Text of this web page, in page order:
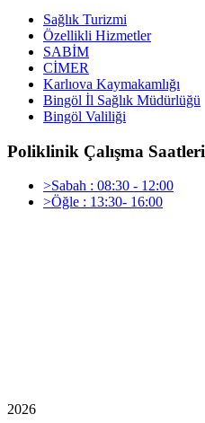
Sağlık Turizmi
Özellikli Hizmetler
SABİM
CİMER
Karlıova Kaymakamlığı
Bingöl İl Sağlık Müdürlüğü
Bingöl Valiliği
Poliklinik Çalışma Saatleri
>Sabah : 08:30 - 12:00
>Öğle : 13:30- 16:00
2026